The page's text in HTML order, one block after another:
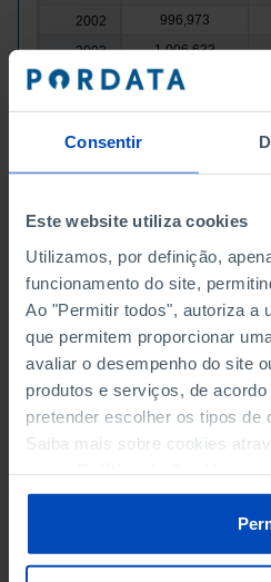
Consentir
Este website utiliza cookies
Utilizamos, por definição,
funcionamento do site,
Ao "Permitir todos", autoriza a
que permitem proporcionar
avaliar o desempenho do site
produtos e serviços, de
pretender escolher os tipos
Saiba mais sobre cookies
2002
996,973
2003
1,006,633
2004
1,019,517
2005
996,010
2006
Sources/Entities: INE (until 2005) | INAG/
RELATED
Public Administration expenditure on
2013) in Portugal
SANTOS.